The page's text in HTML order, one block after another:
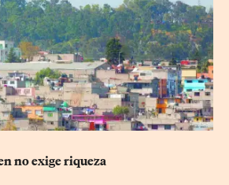
no exige riqueza